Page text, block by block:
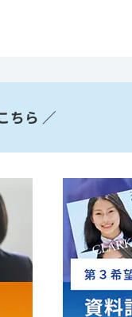
ちら ／